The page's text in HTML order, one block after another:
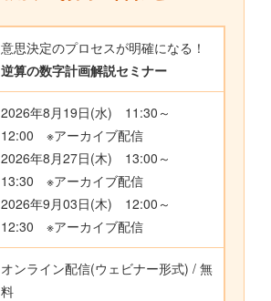
意思決定のプロセスが明確になる！
逆算の数字計画解説セミナー
2026年8月19日(水) 11:30～
12:00 ※アーカイブ配信
2026年8月27日(木) 13:00～
13:30 ※アーカイブ配信
2026年9月03日(木) 12:00～
12:30 ※アーカイブ配信
オンライン配信(ウェビナー形式) / 無
料